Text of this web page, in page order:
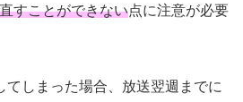
すことができない点に注意が必要
てしまった場合、放送翌週までに